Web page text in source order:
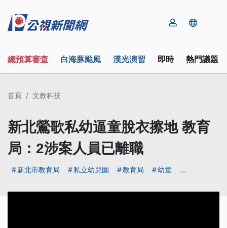
總預算審查 白海豚颱風 漢光演習 即時 熱門議題
首頁 文教科技
新北鶯歌私幼逼童脫衣擦地 教育
局：2涉案人員已離職
新北市教育局 私立幼兒園 教育局 幼童 ...